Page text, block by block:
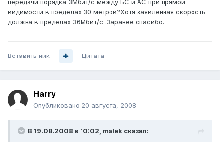
передачи порядка 3Мбит/с между БС и АС при прямой
видимости в пределах 30 метров?Хотя заявленная скорость
должна в пределах 36Мбит/c .Заранее спасибо.
Вставить ник Цитата
Harry
Опубликовано 20 августа, 2008
В 19.08.2008 в 10:02, malek сказал: